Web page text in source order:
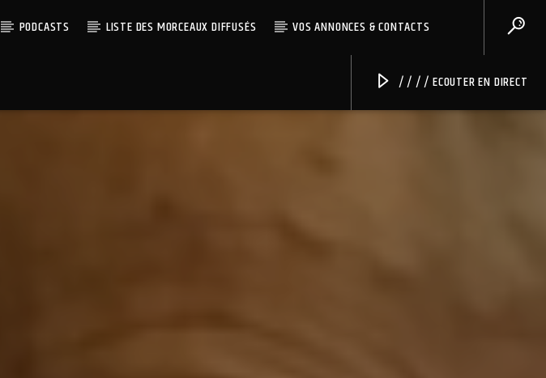
PODCASTS LISTE DES MORCEAUX DIFFUSÉS VOS ANNONCES & CONTACTS
/ / / / ECOUTER EN DIRECT